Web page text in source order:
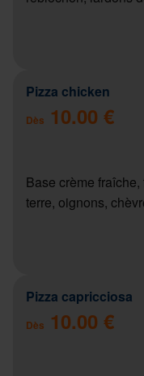
Pizza chicken
Dès 10.00 €
Base crème
terre, oignons,
Pizza capricciosa
Dès 10.00 €